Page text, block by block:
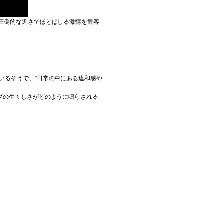
倒的な近さでほとばしる激情を観客
るそうで、”日常の中にある違和感や
生々しさがどのように鳴らされる